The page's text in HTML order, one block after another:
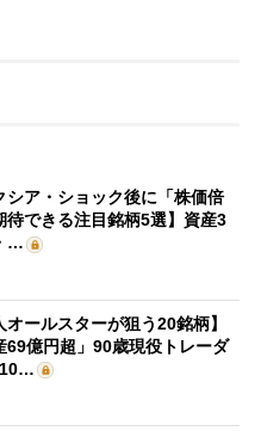
シア・ショック後に「株価倍
待できる注目銘柄5選】資産3
…
オールスターが狙う20銘柄】
69億円超」90歳現役トレーダ